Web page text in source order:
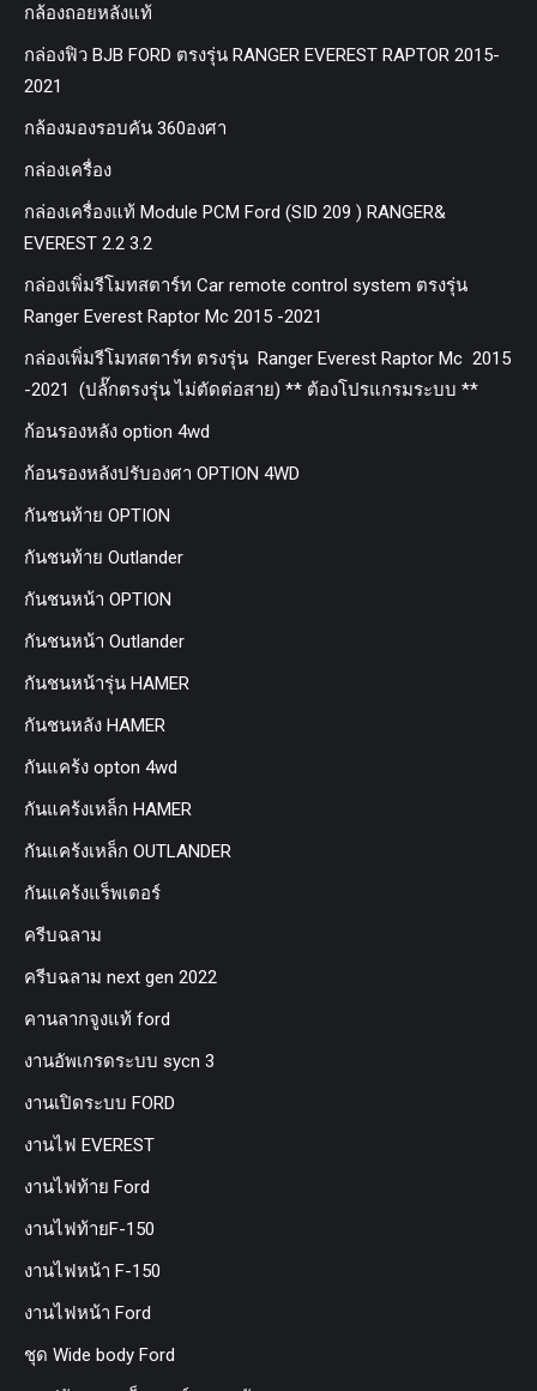
กล้องถอยหลังแท้
กล่องฟิว BJB FORD ตรงรุ่น RANGER EVEREST RAPTOR 2015-
2021
กล้องมองรอบคัน 360องศา
กล่องเครื่อง
กล่องเครื่องแท้ Module PCM Ford (SID 209 ) RANGER&
EVEREST 2.2 3.2
กล่องเพิ่มรีโมทสตาร์ท Car remote control system ตรงรุ่น
Ranger Everest Raptor Mc 2015 -2021
กล่องเพิ่มรีโมทสตาร์ท ตรงรุ่น Ranger Everest Raptor Mc 2015
-2021 (ปลั๊กตรงรุ่น ไม่ตัดต่อสาย) ** ต้องโปรแกรมระบบ **
ก้อนรองหลัง option 4wd
ก้อนรองหลังปรับองศา OPTION 4WD
กันชนท้าย OPTION
กันชนท้าย Outlander
กันชนหน้า OPTION
กันชนหน้า Outlander
กันชนหน้ารุ่น HAMER
กันชนหลัง HAMER
กันแคร้ง opton 4wd
กันแคร้งเหล็ก HAMER
กันแคร้งเหล็ก OUTLANDER
กันแคร้งแร็พเตอร์
ครีบฉลาม
ครีบฉลาม next gen 2022
คานลากจูงแท้ ford
งานอัพเกรดระบบ sycn 3
งานเปิดระบบ FORD
งานไฟ EVEREST
งานไฟท้าย Ford
งานไฟท้ายF-150
งานไฟหน้า F-150
งานไฟหน้า Ford
ชุด Wide body Ford